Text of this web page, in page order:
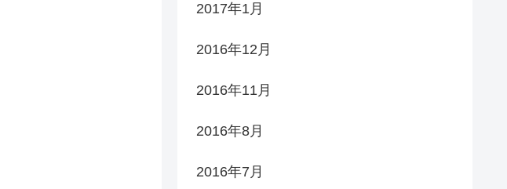
2017年1月
2016年12月
2016年11月
2016年8月
2016年7月